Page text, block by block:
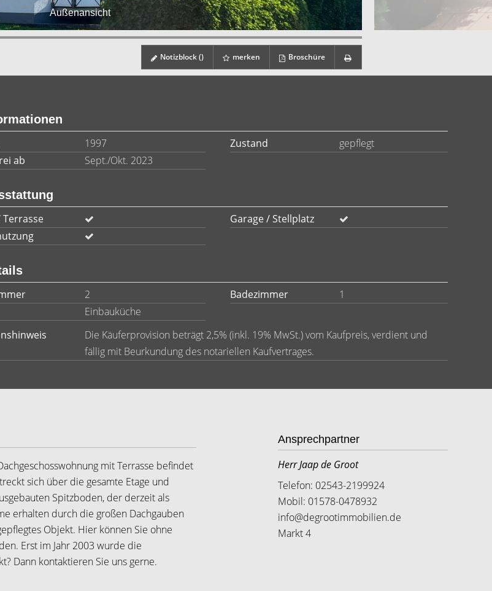
Außenansicht
Notizblock () merken Broschüre
1997 Zustand
gepflegt
ab
Sept./Okt. 2023
Terrasse
Garage / Stellplatz
2 Badezimmer
1
Einbauküche
Die Käuferprovision beträgt 2,5% (inkl. 19% MwSt.) vom Kaufpreis, verdient und
fällig mit Beurkundung des notariellen Kaufvertrages.
mit Terrasse befindet
sich über die gesamte Etage und
Spitzboden, der derzeit als
erhalten durch die großen Dachgauben
Objekt. Hier können Sie ohne
Erst im Jahr 2003 wurde die
Dann kontaktieren Sie uns gerne.
Ansprechpartner
Herr Jaap de Groot
Telefon: 02543-2199924
Mobil: 01578-0478932
info@degrootimmobilien.de
Markt 4